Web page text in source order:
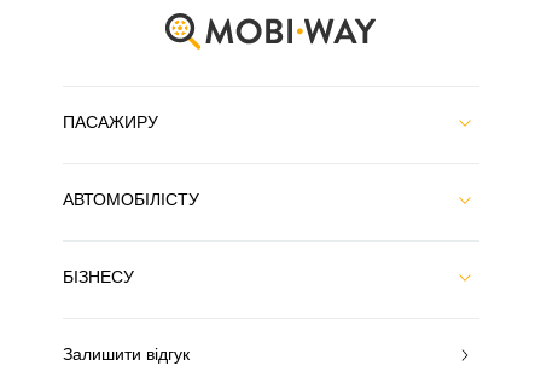
ПАСАЖИРУ
АВТОМОБІЛІСТУ
БІЗНЕСУ
Залишити відгук